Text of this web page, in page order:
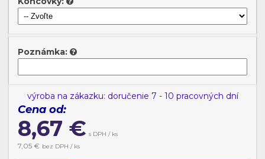
Poznámka:
výroba na zákazku: doručenie 7 - 10 pracovných dní
Cena od:
8,67 € s DPH / ks
7,05 € bez DPH / ks